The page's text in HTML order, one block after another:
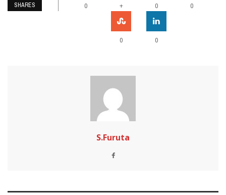
SHARES 0 + 0 0
0 0
S.Furuta